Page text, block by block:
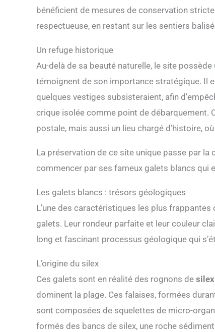
bénéficient de mesures de conservation
respectueuse, en restant sur les sentiers
Un refuge historique
Au-delà de sa beauté naturelle, le site
témoignent de son importance stratégique. Il
quelques vestiges subsisteraient, afin
crique isolée comme point de débarquement.
postale, mais aussi un lieu chargé d’histoire,
La préservation de ce site unique passe par
commencer par ses fameux galets blancs qui
Les galets blancs : trésors géologiques
L’une des caractéristiques les plus
galets. Leur rondeur parfaite et leur couleur
long et fascinant processus géologique qui
L’origine du silex
Ces galets sont en réalité des rognons de silex
dominent la plage. Ces falaises, formées
sont composées de squelettes de micro-
formés des bancs de silex, une roche